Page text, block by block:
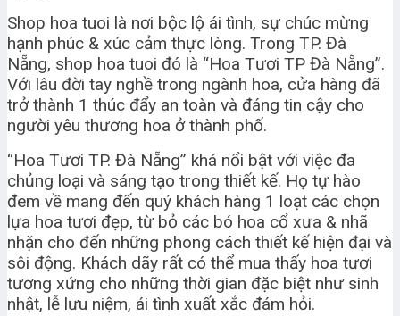
Shop hoa tuoi là nơi bộc lộ ái tình, sự chúc mừng
hạnh phúc & xúc cảm thực lòng. Trong TP. Đà
Nẵng, shop hoa tuoi đó là “Hoa Tươi TP Đà Nẵng”.
Với lâu đời tay nghề trong ngành hoa, cửa hàng đã
trở thành 1 thúc đẩy an toàn và đáng tin cậy cho
người yêu thương hoa ở thành phố.
“Hoa Tươi TP. Đà Nẵng” khá nổi bật với việc đa
chủng loại và sáng tạo trong thiết kế. Họ tự hào
đem về mang đến quý khách hàng 1 loạt các chọn
lựa hoa tươi đẹp, từ bỏ các bó hoa cổ xưa & nhã
nhặn cho đến những phong cách thiết kế hiện đại và
sôi động. Khách dãy rất có thể mua thấy hoa tươi
tương xứng cho những thời gian đặc biệt như sinh
nhật, lễ lưu niệm, ái tình xuất xắc đám hỏi.